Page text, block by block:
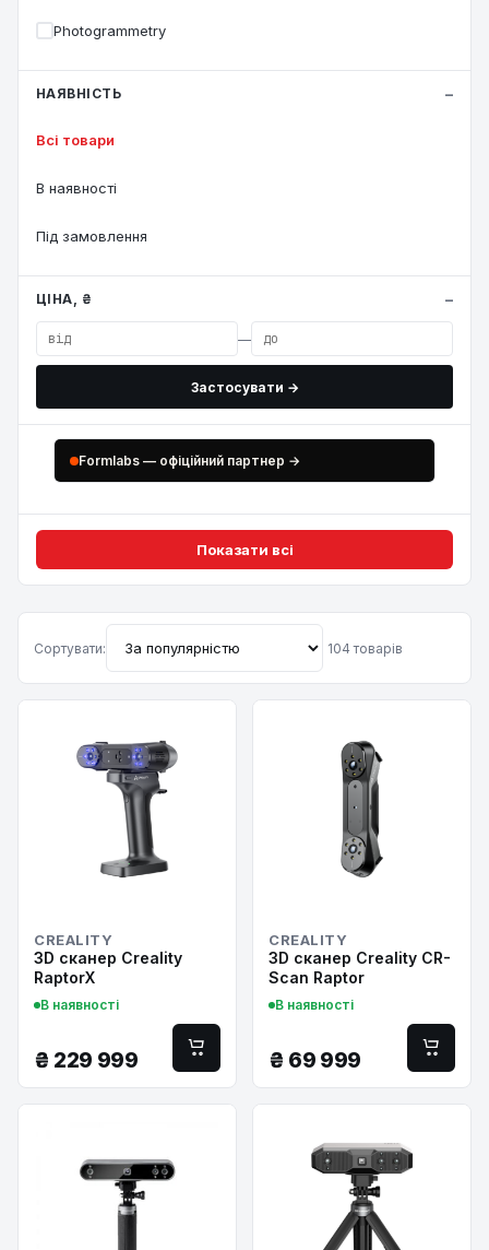
Photogrammetry
НАЯВНІСТЬ
Всі товари
В наявності
Під замовлення
ЦІНА, ₴
—
Застосувати →
Formlabs — офіційний партнер →
Показати всі
Сортувати: 104 товарів
CREALITY
3D сканер Creality
RaptorX
В наявності
₴ 229 999
CREALITY
3D сканер Creality CR-
Scan Raptor
В наявності
₴ 69 999